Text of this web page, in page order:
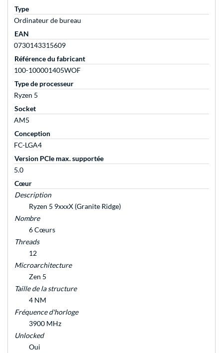
Type
Ordinateur de bureau
EAN
0730143315609
Référence du fabricant
100-100001405WOF
Type de processeur
Ryzen 5
Socket
AM5
Conception
FC-LGA4
Version PCIe max. supportée
5.0
Cœur
Description
Ryzen 5 9xxxX (Granite Ridge)
Nombre
6 Cœurs
Threads
12
Microarchitecture
Zen 5
Taille de la structure
4 NM
Fréquence d'horloge
3900 MHz
Unlocked
Oui